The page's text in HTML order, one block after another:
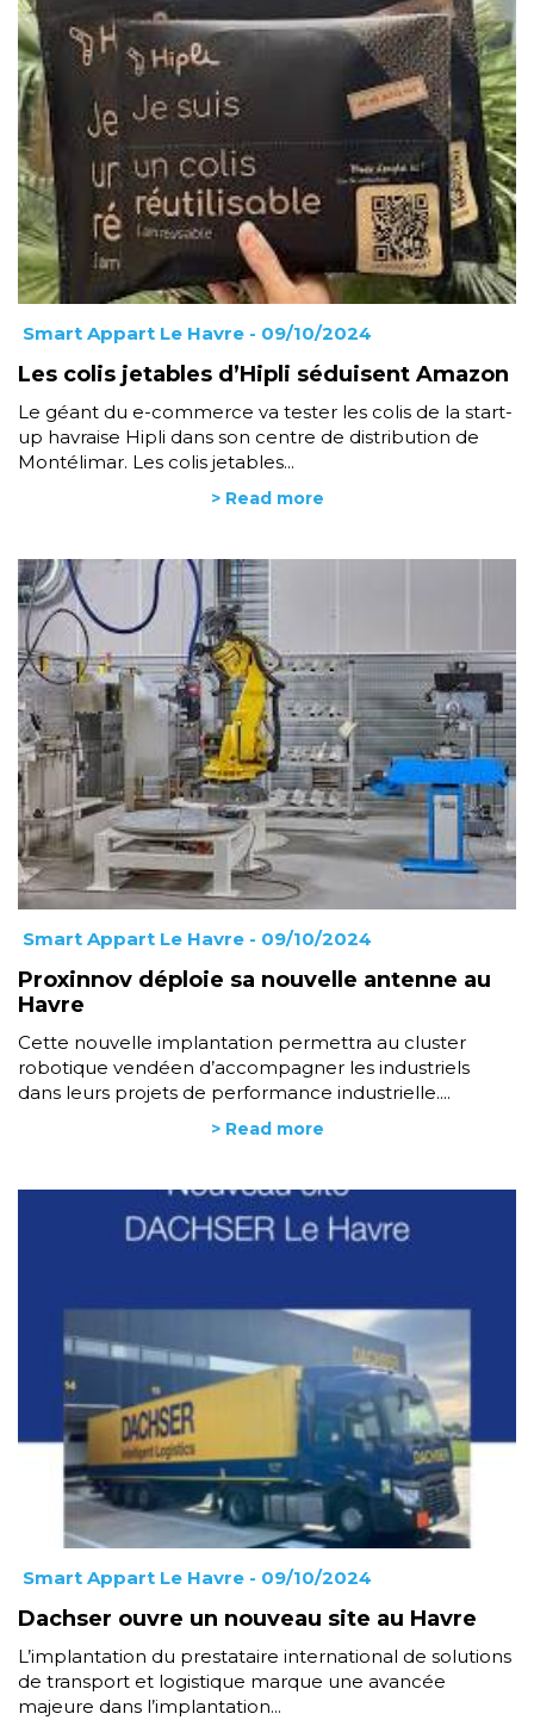
Smart Appart Le Havre - 09/10/2024
Les colis jetables d’Hipli séduisent Amazon
Le géant du e-commerce va tester les colis de la start-
up havraise Hipli dans son centre de distribution de
Montélimar. Les colis jetables...
> Read more
Smart Appart Le Havre - 09/10/2024
Proxinnov déploie sa nouvelle antenne au
Havre
Cette nouvelle implantation permettra au cluster
robotique vendéen d’accompagner les industriels
dans leurs projets de performance industrielle....
> Read more
Smart Appart Le Havre - 09/10/2024
Dachser ouvre un nouveau site au Havre
L’implantation du prestataire international de solutions
de transport et logistique marque une avancée
majeure dans l’implantation...